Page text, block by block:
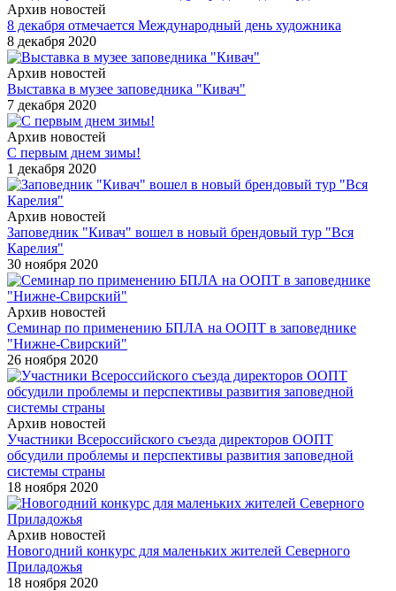
Архив новостей
8 декабря отмечается Международный день художника
8 декабря 2020
Архив новостей
Выставка в музее заповедника "Кивач"
7 декабря 2020
Архив новостей
С первым днем зимы!
1 декабря 2020
Архив новостей
Заповедник "Кивач" вошел в новый брендовый тур "Вся
Карелия"
30 ноября 2020
Архив новостей
Семинар по применению БПЛА на ООПТ в заповеднике
"Нижне-Свирский"
26 ноября 2020
Архив новостей
Участники Всероссийского съезда директоров ООПТ
обсудили проблемы и перспективы развития заповедной
системы страны
18 ноября 2020
Архив новостей
Новогодний конкурс для маленьких жителей Северного
Приладожья
18 ноября 2020